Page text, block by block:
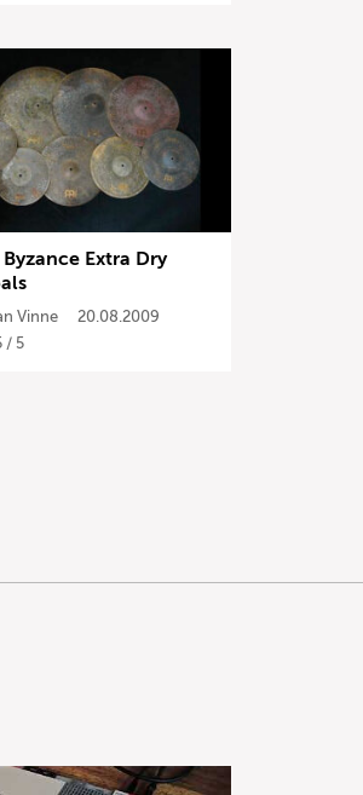
Extra Dry
Vinne
20.08.2009
/ 5